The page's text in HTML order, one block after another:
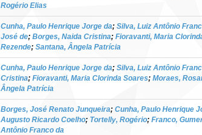
Rogério Elias
Cunha, Paulo Henrique Jorge da; Silva, Luiz Antônio
José de; Borges, Naida Cristina; Fioravanti, Maria
Rezende; Santana, Ângela Patrícia
Cunha, Paulo Henrique Jorge da; Silva, Luiz Antônio
Cristina; Fioravanti, Maria Clorinda Soares; Moraes,
Ângela Patrícia
Borges, José Renato Junqueira; Cunha, Paulo Henrique
Augusto Ricardo Coelho; Tortelly, Rogério; Franco,
Antônio Franco da